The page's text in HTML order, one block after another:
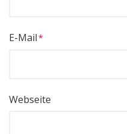
E-Mail
Webseite